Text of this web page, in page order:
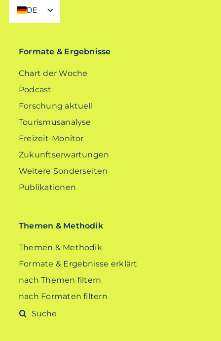
DE
EN
Formate & Ergebnisse
Chart der Woche
Podcast
Forschung aktuell
Tourismusanalyse
Freizeit-Monitor
Zukunftserwartungen
Weitere Sonderseiten
Publikationen
Themen & Methodik
Themen & Methodik
Formate & Ergebnisse erklärt
nach Themen filtern
nach Formaten filtern
Suche